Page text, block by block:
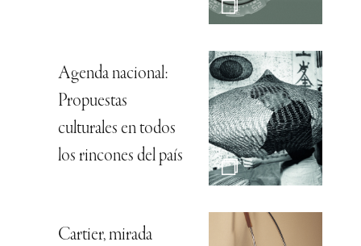
Agenda nacional:
Propuestas
culturales en todos
los rincones del país
Cartier, mirada